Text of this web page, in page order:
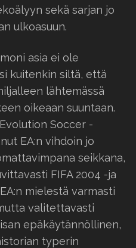
sekä sarjan jo
ulkoasuun.
asia ei ole
kuitenkin siltä, että
lähtemässä
oikeaan suuntaan.
Soccer -
EA:n vihdoin jo
seikkana,
FIFA 2004 -ja
mielestä varmasti
valitettavasti
epäkäytännöllinen,
typerin